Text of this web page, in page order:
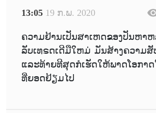
13:05 19 ກ.ພ. 2020
ຄວາມຢ້ານເປັນສາເຫດຂອງປັນຫາ
ລັບເທຣດເດີມືໃຫມ່ ມັນສ້າງຄວາມສັ
ແລະທ້າຍທີສຸດກໍເຮັດໃຫ້ພາດໂອກາດ
ທີ່ຍອດຢ້ຽມໄປ